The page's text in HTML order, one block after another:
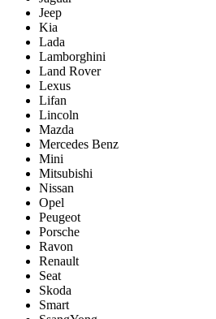
Jeep
Kia
Lada
Lamborghini
Land Rover
Lexus
Lifan
Lincoln
Mazda
Mercedes Benz
Mini
Mitsubishi
Nissan
Opel
Peugeot
Porsche
Ravon
Renault
Seat
Skoda
Smart